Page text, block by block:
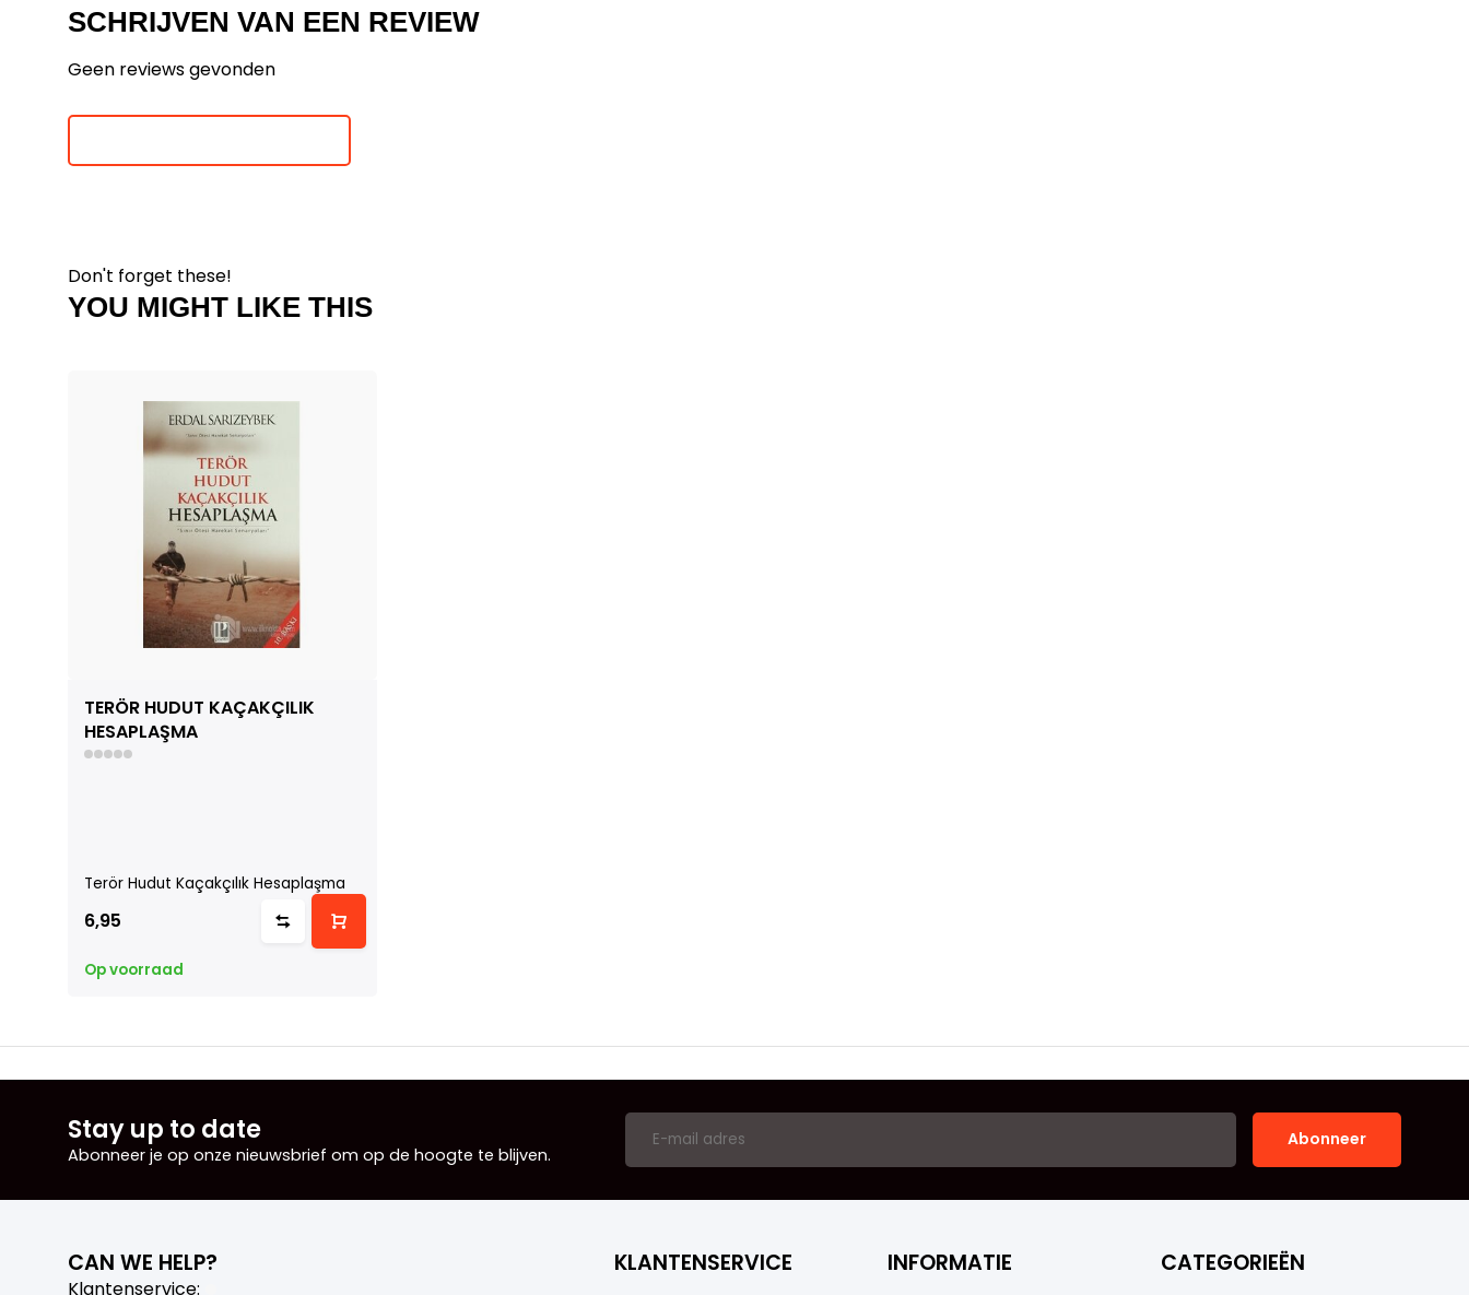
SCHRIJVEN VAN EEN REVIEW
Geen reviews gevonden
Don't forget these!
YOU MIGHT LIKE THIS
TERÖR HUDUT KAÇAKÇILIK
HESAPLAŞMA
Terör Hudut Kaçakçılık Hesaplaşma
6,95
Op voorraad
Stay up to date
Abonneer je op onze nieuwsbrief om op de hoogte te blijven.
Abonneer
CAN WE HELP?
Klantenservice:
KLANTENSERVICE INFORMATIE CATEGORIEËN